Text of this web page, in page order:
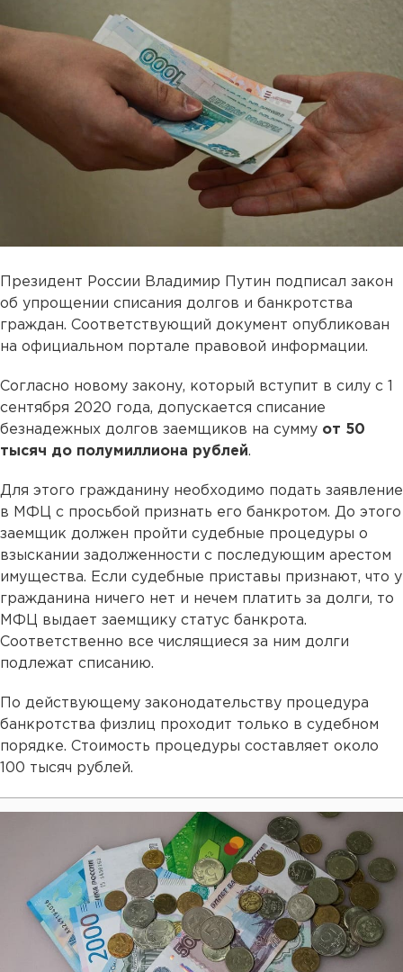
Президент России Владимир Путин подписал закон
об упрощении списания долгов и банкротства
граждан. Соответствующий документ опубликован
на официальном портале правовой информации.
Согласно новому закону, который вступит в силу с 1
сентября 2020 года, допускается списание
безнадежных долгов заемщиков на сумму от 50
тысяч до полумиллиона рублей.
Для этого гражданину необходимо подать заявление
в МФЦ с просьбой признать его банкротом. До этого
заемщик должен пройти судебные процедуры о
взыскании задолженности с последующим арестом
имущества. Если судебные приставы признают, что у
гражданина ничего нет и нечем платить за долги, то
МФЦ выдает заемщику статус банкрота.
Соответственно все числящиеся за ним долги
подлежат списанию.
По действующему законодательству процедура
банкротства физлиц проходит только в судебном
порядке. Стоимость процедуры составляет около
100 тысяч рублей.